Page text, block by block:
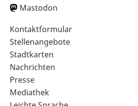
Mastodon
Sekundärnavigation
im
Fußbereich
Kontaktformular
Stellenangebote
Stadtkarten
Nachrichten
Presse
Mediathek